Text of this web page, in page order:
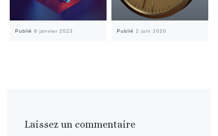
Publié 8 janvier 2023 Publié 2 juin 2020
Laissez un commentaire